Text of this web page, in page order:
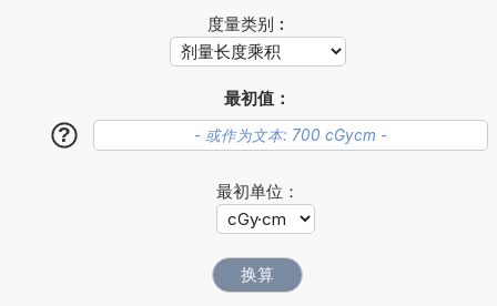
度量类别︰
最初值：
?
最初单位：